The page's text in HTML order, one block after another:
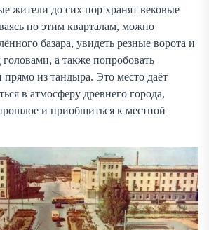
жители до сих пор хранят вековые
по этим кварталам, можно
базара, увидеть резные ворота и
а также попробовать
из тандыра. Это место даёт
в атмосферу древнего города,
и приобщиться к местной